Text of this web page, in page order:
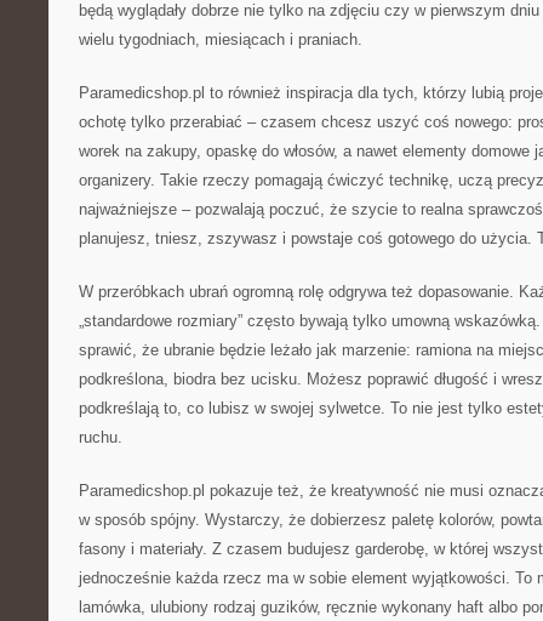
będą wyglądały dobrze nie tylko na zdjęciu czy w pierwszym
wielu tygodniach, miesiącach i praniach.
Paramedicshop.pl to również inspiracja dla tych, którzy lubią
ochotę tylko przerabiać – czasem chcesz uszyć coś nowego:
worek na zakupy, opaskę do włosów, a nawet elementy domowe
organizery. Takie rzeczy pomagają ćwiczyć technikę, uczą
najważniejsze – pozwalają poczuć, że szycie to realna
planujesz, tniesz, zszywasz i powstaje coś gotowego do użycia.
W przeróbkach ubrań ogromną rolę odgrywa też dopasowanie.
„standardowe rozmiary” często bywają tylko umowną
sprawić, że ubranie będzie leżało jak marzenie: ramiona na
podkreślona, biodra bez ucisku. Możesz poprawić długość i
podkreślają to, co lubisz w swojej sylwetce. To nie jest tylko
ruchu.
Paramedicshop.pl pokazuje też, że kreatywność nie musi
w sposób spójny. Wystarczy, że dobierzesz paletę kolorów,
fasony i materiały. Z czasem budujesz garderobę, w której
jednocześnie każda rzecz ma w sobie element wyjątkowości. To
lamówka, ulubiony rodzaj guzików, ręcznie wykonany haft albo